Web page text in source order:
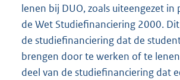
lenen bij DUO, zoals uiteengezet in
de Wet Studiefinanciering 2000.
de studiefinanciering dat de
brengen door te werken of te
deel van de studiefinanciering dat